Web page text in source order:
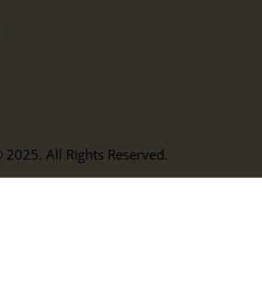
All Rights Reserved.